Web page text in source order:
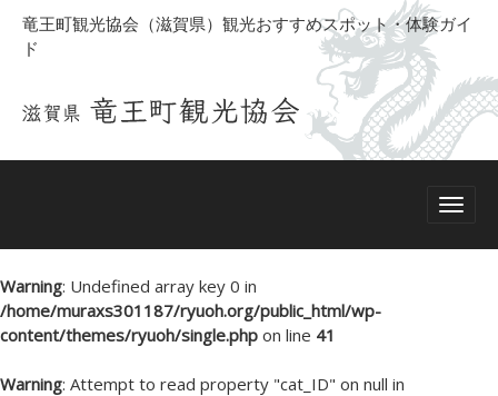
竜王町観光協会（滋賀県）観光おすすめスポット・体験ガイ
ド
Warning: Undefined array key 0 in
/home/muraxs301187/ryuoh.org/public_html/wp-
content/themes/ryuoh/single.php on line 41
Warning: Attempt to read property "cat_ID" on null in